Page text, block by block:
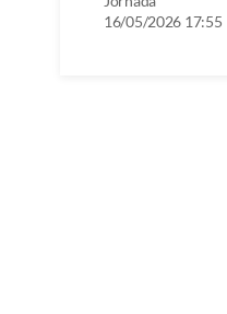
16/05/2026 17:55